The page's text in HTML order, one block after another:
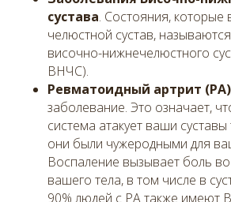
сустава. Состояния,
челюстной сустав,
височно-нижнечелюстного
ВНЧС).
Ревматоидный артрит (РА)
заболевание. Это означает,
система атакует ваши суставы
они были чужеродными для
Воспаление вызывает боль во
вашего тела, в том числе в
90% людей с РА также имеют